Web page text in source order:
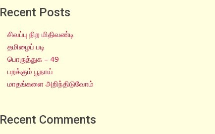
Recent Posts
சிவப்பு நிற மிதிவண்டி
தமிழைப் படி
பொருத்துக – 49
பறக்கும் பூநாய்
மாதங்களை அறிந்திடுவோம்
Recent Comments